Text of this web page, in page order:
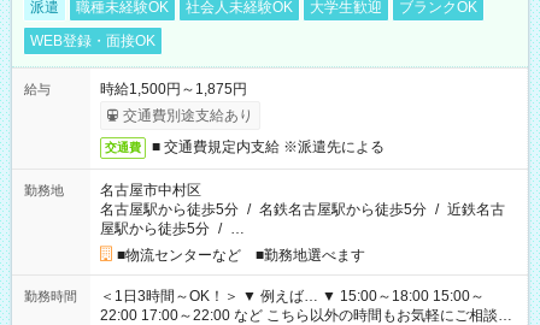
派遣 職種未経験OK 社会人未経験OK 大学生歓迎
ブランクOK
WEB登録・面接OK
給与
時給1,500円～1,875円
交通費別途支給あり
交通費 ■ 交通費規定内支給 ※派遣先による
勤務地
名古屋市中村区
名古屋駅から徒歩5分 / 名鉄名古屋駅から徒歩5分 / 近鉄名古
屋駅から徒歩5分 / …
■物流センターなど ■勤務地選べます
勤務時間
＜1日3時間～OK！＞ ▼ 例えば… ▼ 15:00～18:00 15:00～
22:00 17:00～22:00 など こちら以外の時間もお気軽にご相談く